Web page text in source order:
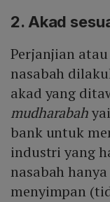
2. Akad
Perjanjian
nasabah
akad yang
mudharabah
bank untuk
industri yang
nasabah
menyimpan